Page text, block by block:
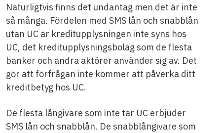
Naturligtvis finns det undantag men det är inte
så många. Fördelen med SMS lån och snabblån
utan UC är kreditupplysningen inte syns hos
UC, det kreditupplysningsbolag som de flesta
banker och andra aktörer använder sig av. Det
gör att förfrågan inte kommer att påverka ditt
kreditbetyg hos UC.
De flesta långivare som inte tar UC erbjuder
SMS lån och snabblån. De snabblångivare som